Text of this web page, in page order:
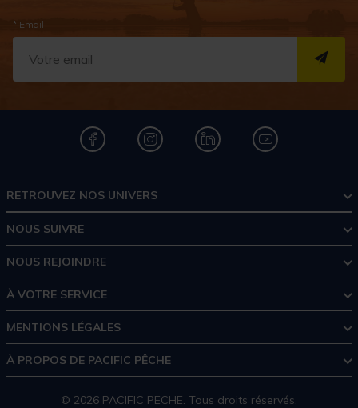
* Email
RETROUVEZ NOS UNIVERS
NOUS SUIVRE
NOUS REJOINDRE
À VOTRE SERVICE
MENTIONS LÉGALES
À PROPOS DE PACIFIC PÊCHE
© 2026 PACIFIC PECHE. Tous droits réservés.